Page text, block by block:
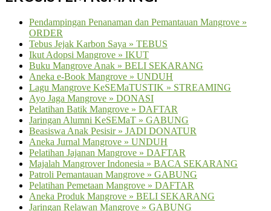
Pendampingan Penanaman dan Pemantauan Mangrove »
ORDER
Tebus Jejak Karbon Saya » TEBUS
Ikut Adopsi Mangrove » IKUT
Buku Mangrove Anak » BELI SEKARANG
Aneka e-Book Mangrove » UNDUH
Lagu Mangrove KeSEMaTUSTIK » STREAMING
Ayo Jaga Mangrove » DONASI
Pelatihan Batik Mangrove » DAFTAR
Jaringan Alumni KeSEMaT » GABUNG
Beasiswa Anak Pesisir » JADI DONATUR
Aneka Jurnal Mangrove » UNDUH
Pelatihan Jajanan Mangrove » DAFTAR
Majalah Mangrover Indonesia » BACA SEKARANG
Patroli Pemantauan Mangrove » GABUNG
Pelatihan Pemetaan Mangrove » DAFTAR
Aneka Produk Mangrove » BELI SEKARANG
Jaringan Relawan Mangrove » GABUNG